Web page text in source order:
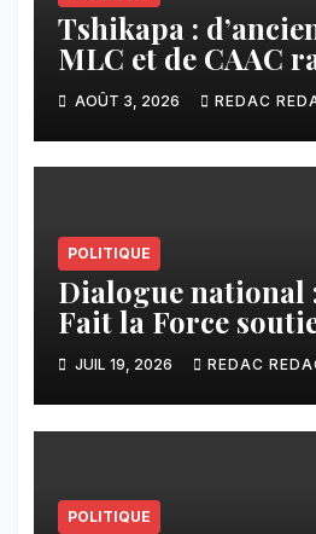
Tshikapa :
MLC et de CAAC
Dynamique pour
Transformation du
AOÛT 3, 2026 REDAC
POLITIQUE
Dialogue national
Fait la Force
l’initiative de
s’oppose à la
groupes armés
JUIL 19, 2026 REDAC
POLITIQUE